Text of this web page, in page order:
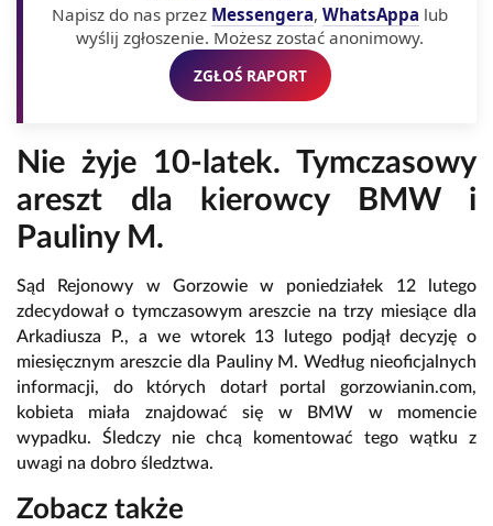
Napisz do nas przez Messengera, WhatsAppa lub
wyślij zgłoszenie. Możesz zostać anonimowy.
ZGŁOŚ RAPORT
Nie żyje 10-latek. Tymczasowy
areszt dla kierowcy BMW i
Pauliny M.
Sąd Rejonowy w Gorzowie w poniedziałek 12 lutego
zdecydował o tymczasowym areszcie na trzy miesiące dla
Arkadiusza P., a we wtorek 13 lutego podjął decyzję o
miesięcznym areszcie dla Pauliny M. Według nieoficjalnych
informacji, do których dotarł portal gorzowianin.com,
kobieta miała znajdować się w BMW w momencie
wypadku. Śledczy nie chcą komentować tego wątku z
uwagi na dobro śledztwa.
Zobacz także